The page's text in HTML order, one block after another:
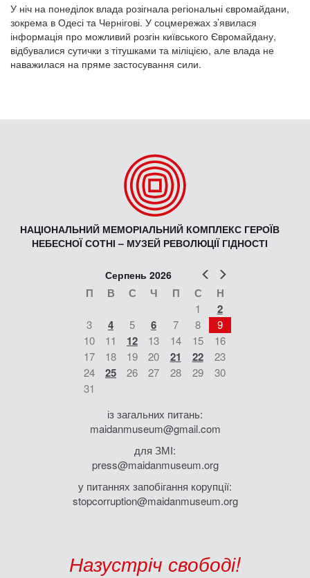
У ніч на понеділок влада розігнала регіональні євромайдани,
зокрема в Одесі та Чернігові. У соцмережах з’явилася
інформація про можливий розгін київського Євромайдану,
відбувалися сутички з тітушками та міліцією, але влада не
наважилася на пряме застосування сили.
НАЦІОНАЛЬНИЙ МЕМОРІАЛЬНИЙ КОМПЛЕКС ГЕРОЇВ
НЕБЕСНОЇ СОТНІ – МУЗЕЙ РЕВОЛЮЦІЇ ГІДНОСТІ
Попер
Серпень 2026
П В С Ч П С Н
1 2
3 4 5 6 7 8
9
10
11 12 13 14 15
16
17
18 19 20 21 22
23
24
25 26 27 28 29
30
31
із загальних питань:
maidanmuseum@gmail.com
для ЗМІ:
press@maidanmuseum.org
у питаннях запобігання корупції:
stopcorruption@maidanmuseum.org
Назустріч свободі!